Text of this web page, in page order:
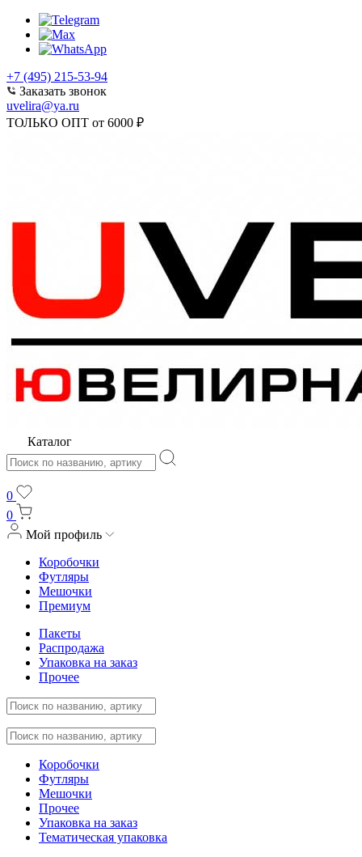
+7 (495) 215-53-94
Заказать звонок
uvelira@ya.ru
ТОЛЬКО ОПТ от 6000 ₽
Каталог
0
0
Мой профиль
Коробочки
Футляры
Мешочки
Премиум
Пакеты
Распродажа
Упаковка на заказ
Прочее
Коробочки
Футляры
Мешочки
Прочее
Упаковка на заказ
Тематическая упаковка